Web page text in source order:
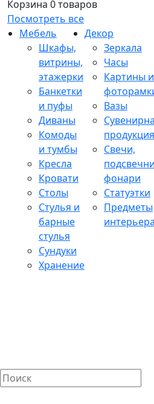
Корзина 0 товаров
Посмотреть все
Мебель
Шкафы,
витрины,
этажерки
Банкетки
и пуфы
Диваны
Комоды
и тумбы
Кресла
Кровати
Столы
Стулья и
барные
стулья
Сундуки
Хранение
Декор
Зеркала
Часы
Картины и
Вазы
продукция
Свечи,
фонари
Статуэтки
Предметы
интерьера